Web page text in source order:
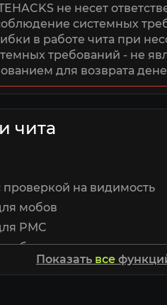
не несет
системных
в работе чита при
требований - не
для возврата
чита
на видимость
мобов
PMC
ботов
рук
Показать все